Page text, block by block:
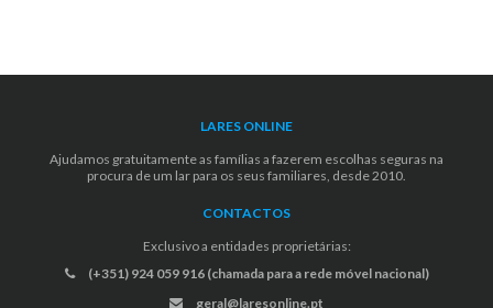
LARES ONLINE
Ajudamos gratuitamente as famílias a fazerem escolhas seguras na
procura de um lar para os seus familiares, desde 2010.
CONTACTOS
Exclusivo a entidades proprietárias:
(+351) 924 059 916 (chamada para a rede móvel nacional)
geral@laresonline.pt